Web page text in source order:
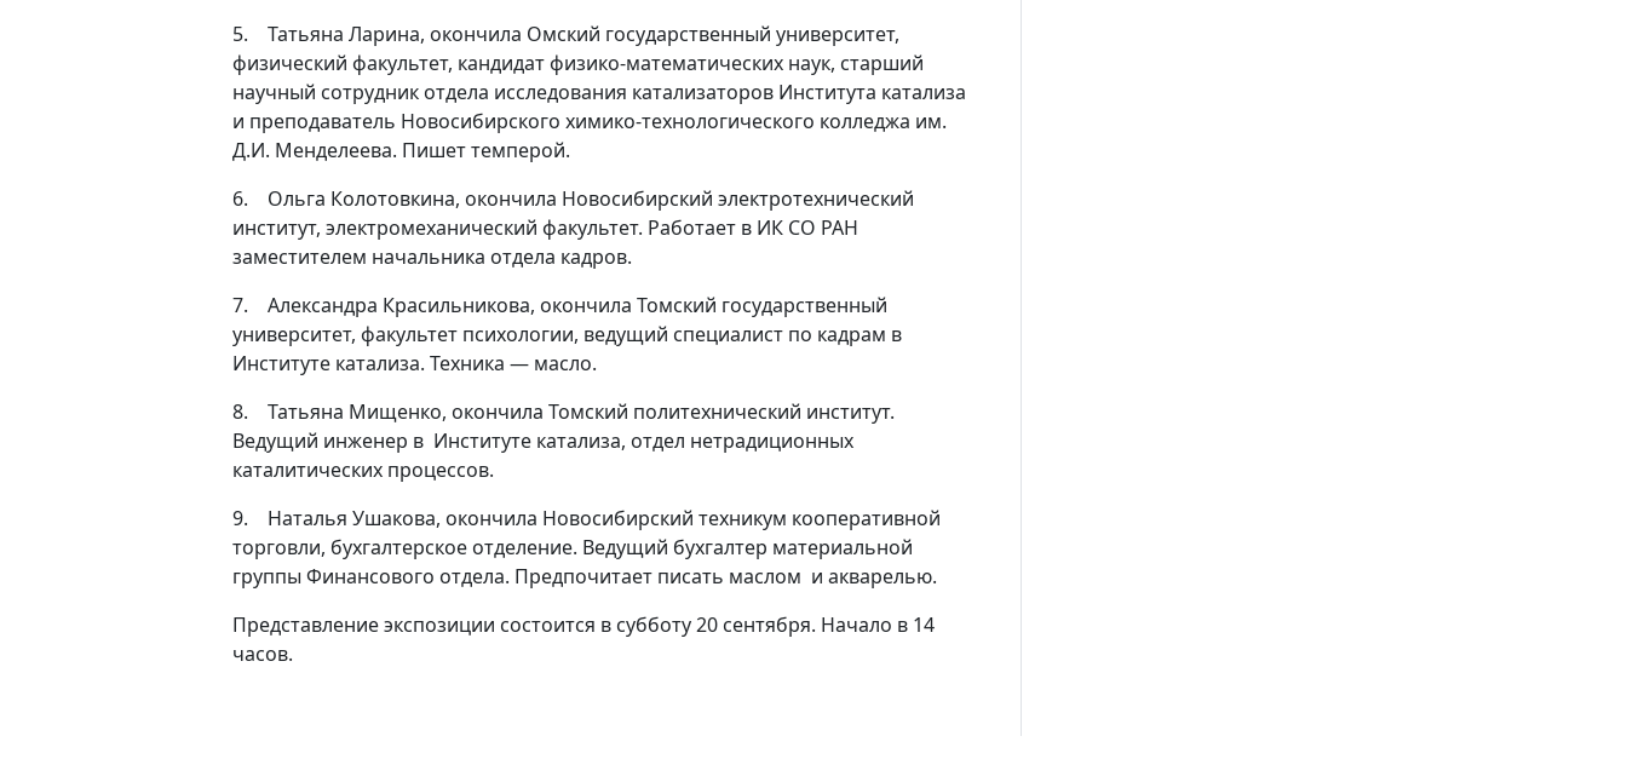
Вакансии
5. Татьяна Ларина, окончила Омский государственный университет,
физический факультет, кандидат физико-математических наук, старший
научный сотрудник отдела исследования катализаторов Института катализа
и преподаватель Новосибирского химико-технологического колледжа им.
Д.И. Менделеева. Пишет темперой.
6. Ольга Колотовкина, окончила Новосибирский электротехнический
институт, электромеханический факультет. Работает в ИК СО РАН
заместителем начальника отдела кадров.
7. Александра Красильникова, окончила Томский государственный
университет, факультет психологии, ведущий специалист по кадрам в
Институте катализа. Техника — масло.
8. Татьяна Мищенко, окончила Томский политехнический институт.
Ведущий инженер в Институте катализа, отдел нетрадиционных
каталитических процессов.
9. Наталья Ушакова, окончила Новосибирский техникум кооперативной
торговли, бухгалтерское отделение. Ведущий бухгалтер материальной
группы Финансового отдела. Предпочитает писать маслом и акварелью.
Представление экспозиции состоится в субботу 20 сентября. Начало в 14
часов.